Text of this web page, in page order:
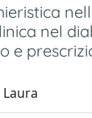
nel
e